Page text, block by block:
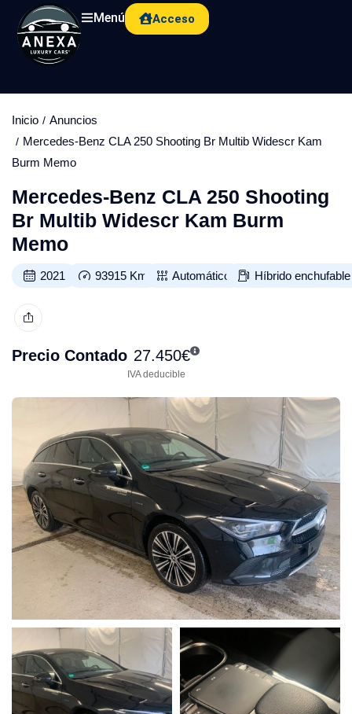
Menú Acceso
Inicio
Anuncios
Mercedes-Benz CLA 250 Shooting Br Multib Widescr Kam
Burm Memo
Mercedes-Benz CLA 250 Shooting
Br Multib Widescr Kam Burm
Memo
2021 93915 Km Automático Híbrido enchufable
Precio Contado 27.450€
IVA deducible